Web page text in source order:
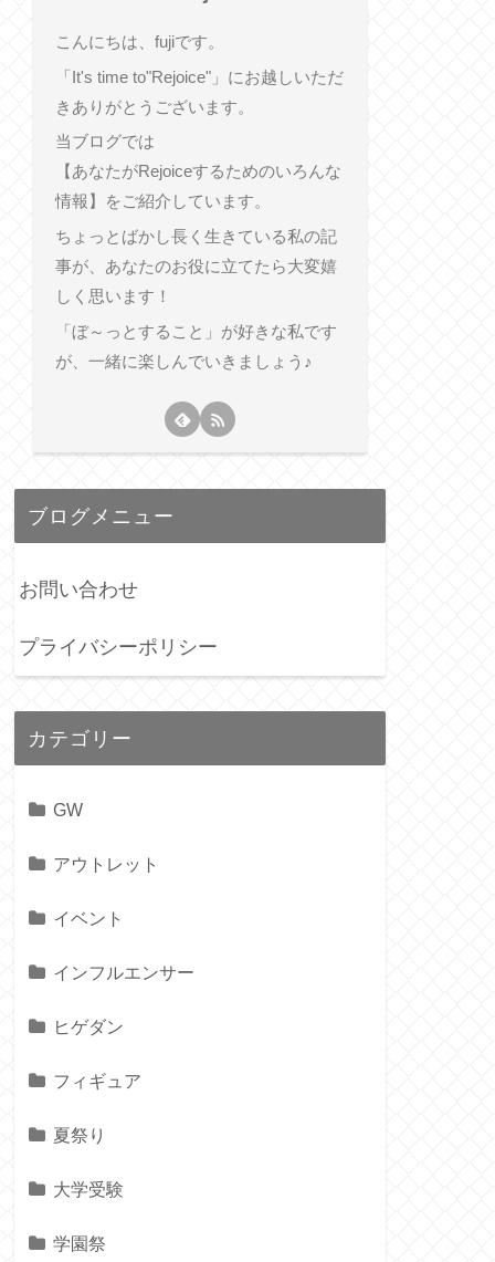
こんにちは、fujiです。
「It's time to"Rejoice"」にお越しいただ
きありがとうございます。
当ブログでは
【あなたがRejoiceするためのいろんな
情報】をご紹介しています。
ちょっとばかし長く生きている私の記
事が、あなたのお役に立てたら大変嬉
しく思います！
「ぼ～っとすること」が好きな私です
が、一緒に楽しんでいきましょう♪
ブログメニュー
お問い合わせ
プライバシーポリシー
カテゴリー
GW
アウトレット
イベント
インフルエンサー
ヒゲダン
フィギュア
夏祭り
大学受験
学園祭